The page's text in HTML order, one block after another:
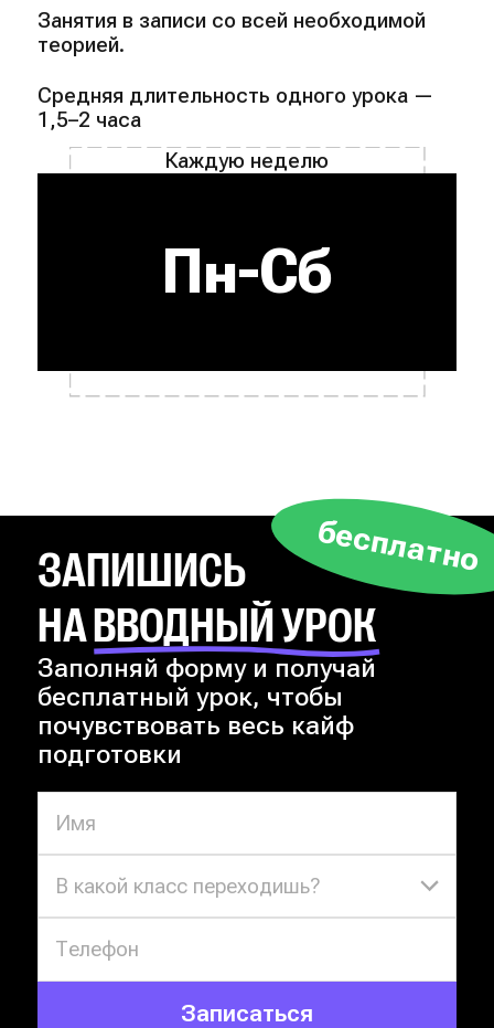
Занятия в записи со всей необходимой
теорией.
Средняя длительность одного урока —
1,5–2 часа
Каждую неделю
Пн-Сб
ЗАПИШИСЬ
НА ВВОДНЫЙ УРОК
бесплатно
В какой класс переходишь?
Записаться
Заполняй форму и получай
бесплатный урок, чтобы
почувствовать весь кайф
подготовки